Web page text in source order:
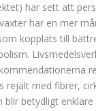
har sett att
har en mer
kopplats till
rejält med fibrer,
blir betydligt enklare